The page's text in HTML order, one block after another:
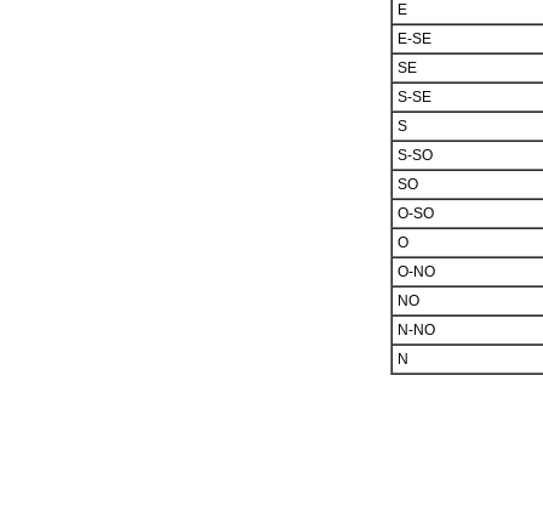
E
E-SE
SE
S-SE
S
S-SO
SO
O-SO
O
O-NO
NO
N-NO
N